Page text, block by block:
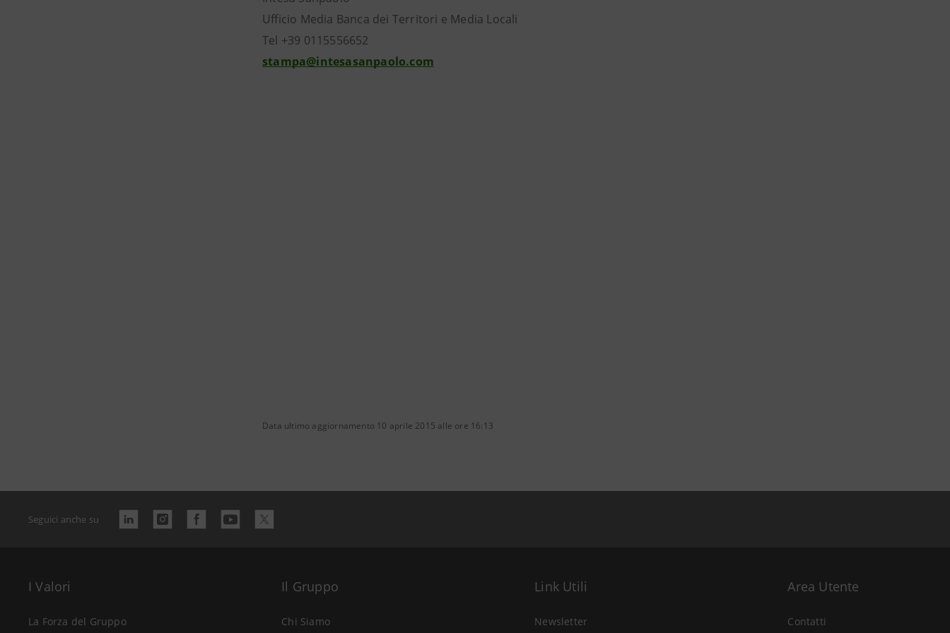
Ufficio Media Banca dei Territori e Media Locali
Tel +39 0115556652
stampa@intesasanpaolo.com
Data ultimo aggiornamento 10 aprile 2015 alle ore 16:13
Seguici anche su
I Valori
La Forza del Gruppo
Il Gruppo
Chi Siamo
Link Utili
Newsletter
Area Utente
Contatti